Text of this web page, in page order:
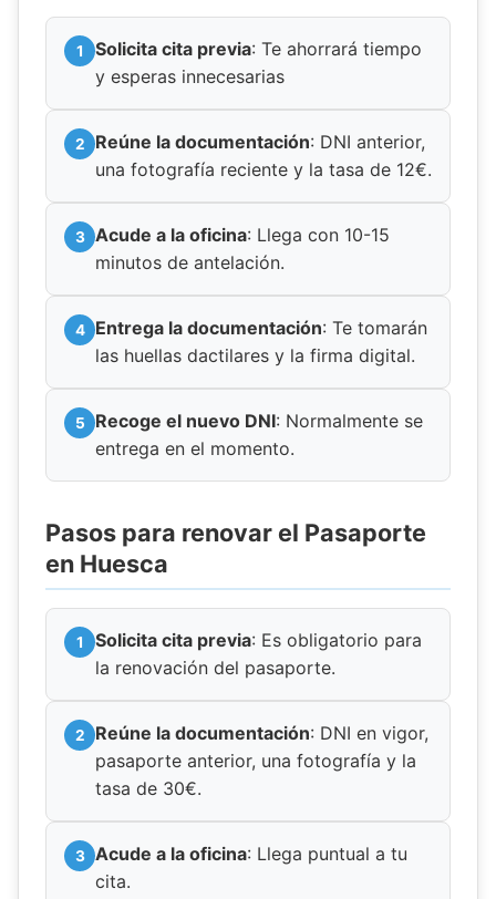
Solicita cita previa: Te ahorrará tiempo
y esperas innecesarias
Reúne la documentación: DNI anterior,
una fotografía reciente y la tasa de 12€.
Acude a la oficina: Llega con 10-15
minutos de antelación.
Entrega la documentación: Te tomarán
las huellas dactilares y la firma digital.
Recoge el nuevo DNI: Normalmente se
entrega en el momento.
Pasos para renovar el Pasaporte
en Huesca
Solicita cita previa: Es obligatorio para
la renovación del pasaporte.
Reúne la documentación: DNI en vigor,
pasaporte anterior, una fotografía y la
tasa de 30€.
Acude a la oficina: Llega puntual a tu
cita.